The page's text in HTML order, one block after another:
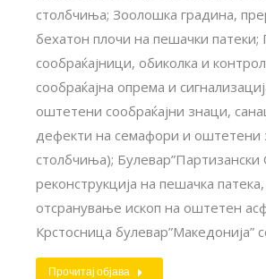
столбчиња; Зоолошка градина,
бехатон плочи на пешачки патеки;
сообраќајници, обиколка и
сообраќајна опрема и
оштетени сообраќајни знаци,
дефекти на семафори и оштетени
столбчиња);
реконструкција на пешачка
отсранување ископ нa оштетен
Крстосница булевар”Македонија”
Прочитај објава